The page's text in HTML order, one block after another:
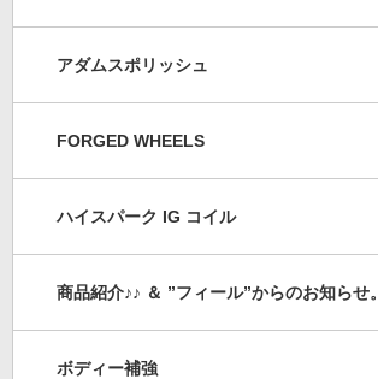
アダムスポリッシュ
FORGED WHEELS
ハイスパーク IG コイル
商品紹介♪♪ ＆ ”フィール”からのお知らせ。
ボディー補強